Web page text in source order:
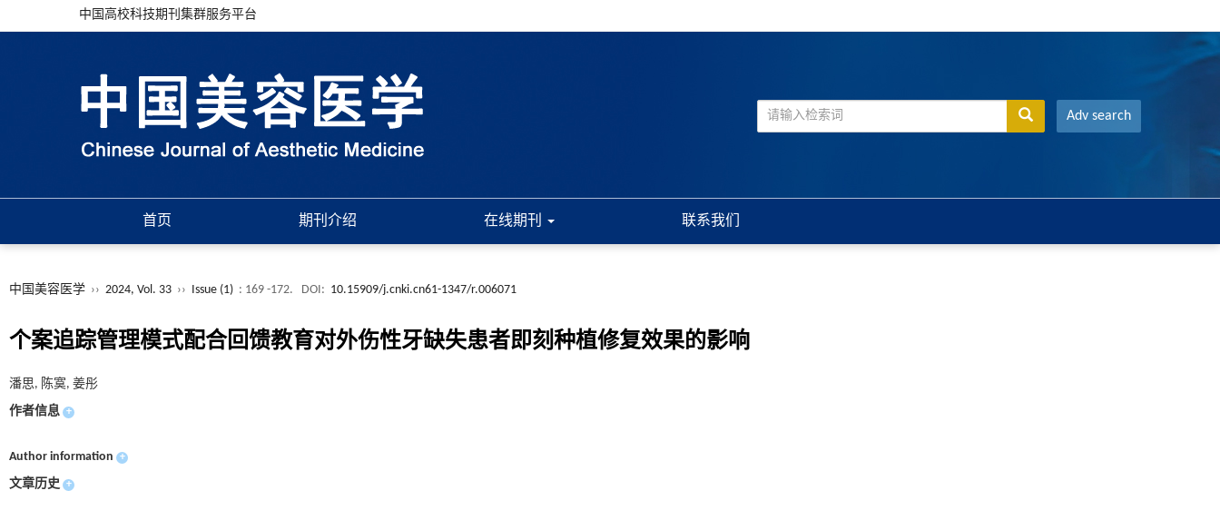
中国高校科技期刊集群服务平台
Adv search
首页 期刊介绍 在线期刊 联系我们
中国美容医学 ›› 2024, Vol. 33 ›› Issue (1) : 169 -172. DOI: 10.15909/j.cnki.cn61-1347/r.006071
个案追踪管理模式配合回馈教育对外伤性牙缺失患者即刻种植修复效果的影响
潘思, 陈寞, 姜彤
作者信息 +
Author information +
文章历史 +